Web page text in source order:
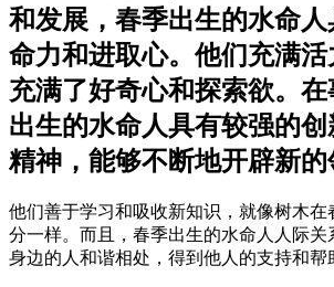
和发展，春季出生的水命
命力和进取心。他们充满
充满了好奇心和探索欲。
出生的水命人具有较强的
精神，能够不断地开辟新的
他们善于学习和吸收新知识，就像树木在
分一样。而且，春季出生的水命人人际关
身边的人和谐相处，得到他人的支持和帮